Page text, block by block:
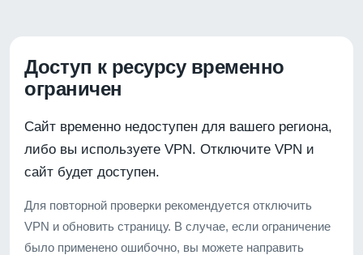
Доступ к ресурсу временно
ограничен
Сайт временно недоступен для вашего региона,
либо вы используете VPN. Отключите VPN и
сайт будет доступен.
Для повторной проверки рекомендуется отключить
VPN и обновить страницу. В случае, если ограничение
было применено ошибочно, вы можете направить